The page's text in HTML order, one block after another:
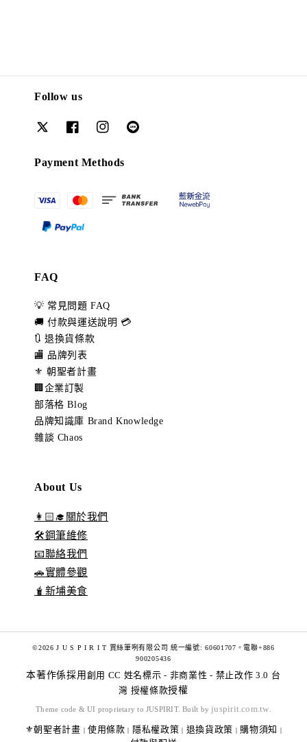
Follow us
Payment Methods
FAQ
💡 常見問題 FAQ
🚚 付款與運送說明 💳
🔃 退換貨條款
🏬 品牌列表
⚜️ 朝聖者計畫
🏢企業訂製
部落格 Blog
品牌知識庫 Brand Knowledge
雜談 Chaos
About Us
👩🏻‍🎓關於我們
🛠️鋼筆維修
📧聯絡我們
🚗實體參觀
🧋新埔美食
©2026 J U S P I R I T 賈絲筆咧有限公司 統一編號: 60601707。電聯+886
900205436
本著作係採用 創用 CC 姓名標示 - 非商業性 - 禁止改作 3.0 台
灣 授權條款授權
Theme code & UI proprietary to JUSPIRIT. Built by juspirit.com.tw
⚜️朝聖者計畫 | 使用條款 | 隱私權政策 | 退換貨政策 | 購物須知 |